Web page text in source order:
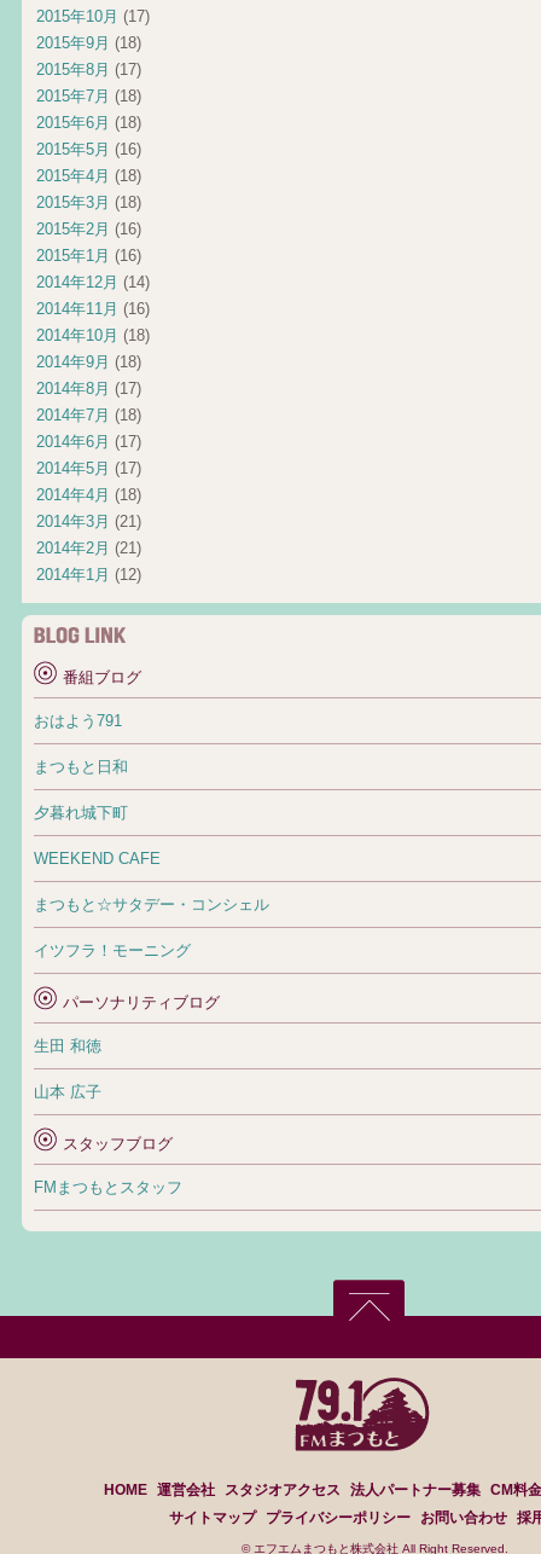
2015年10月 (17)
2015年9月 (18)
2015年8月 (17)
2015年7月 (18)
2015年6月 (18)
2015年5月 (16)
2015年4月 (18)
2015年3月 (18)
2015年2月 (16)
2015年1月 (16)
2014年12月 (14)
2014年11月 (16)
2014年10月 (18)
2014年9月 (18)
2014年8月 (17)
2014年7月 (18)
2014年6月 (17)
2014年5月 (17)
2014年4月 (18)
2014年3月 (21)
2014年2月 (21)
2014年1月 (12)
番組ブログ
おはよう791
まつもと日和
夕暮れ城下町
WEEKEND CAFE
まつもと☆サタデー・コンシェル
イツフラ！モーニング
パーソナリティブログ
生田 和徳
山本 広子
スタッフブログ
FMまつもとスタッフ
HOME 運営会社 スタジオアクセス 法人パートナー募集 CM料
サイトマップ
プライバシーポリシー お問い合わせ 採
© エフエムまつもと株式会社 All Right Reserved.